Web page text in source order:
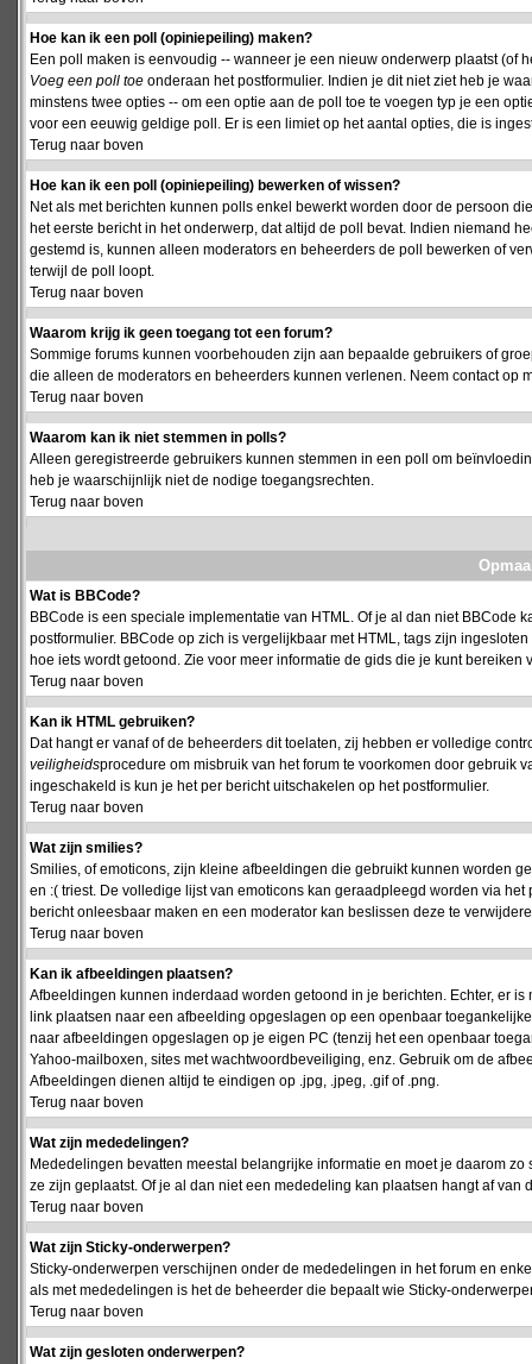
Hoe kan ik een poll (opiniepeiling) maken?
Een poll maken is eenvoudig -- wanneer je een nieuw onderwerp plaatst (of
Voeg een poll toe onderaan het postformulier. Indien je dit niet ziet heb je
minstens twee opties -- om een optie aan de poll toe te voegen typ je een
voor een eeuwig geldige poll. Er is een limiet op het aantal opties, die is
Terug naar boven
Hoe kan ik een poll (opiniepeiling) bewerken of wissen?
Net als met berichten kunnen polls enkel bewerkt worden door de persoon
het eerste bericht in het onderwerp, dat altijd de poll bevat. Indien niemand
gestemd is, kunnen alleen moderators en beheerders de poll bewerken of
terwijl de poll loopt.
Terug naar boven
Waarom krijg ik geen toegang tot een forum?
Sommige forums kunnen voorbehouden zijn aan bepaalde gebruikers of
die alleen de moderators en beheerders kunnen verlenen. Neem contact op
Terug naar boven
Waarom kan ik niet stemmen in polls?
Alleen geregistreerde gebruikers kunnen stemmen in een poll om
heb je waarschijnlijk niet de nodige toegangsrechten.
Terug naar boven
Wat is BBCode?
BBCode is een speciale implementatie van HTML. Of je al dan niet
postformulier. BBCode op zich is vergelijkbaar met HTML, tags zijn
hoe iets wordt getoond. Zie voor meer informatie de gids die je kunt bereiken
Terug naar boven
Kan ik HTML gebruiken?
Dat hangt er vanaf of de beheerders dit toelaten, zij hebben er volledige
veiligheidsprocedure om misbruik van het forum te voorkomen door gebruik
ingeschakeld is kun je het per bericht uitschakelen op het postformulier.
Terug naar boven
Wat zijn smilies?
Smilies, of emoticons, zijn kleine afbeeldingen die gebruikt kunnen worden
en :( triest. De volledige lijst van emoticons kan geraadpleegd worden via
bericht onleesbaar maken en een moderator kan beslissen deze te
Terug naar boven
Kan ik afbeeldingen plaatsen?
Afbeeldingen kunnen inderdaad worden getoond in je berichten. Echter, er
link plaatsen naar een afbeelding opgeslagen op een openbaar
naar afbeeldingen opgeslagen op je eigen PC (tenzij het een openbaar
Yahoo-mailboxen, sites met wachtwoordbeveiliging, enz. Gebruik om de
Afbeeldingen dienen altijd te eindigen op .jpg, .jpeg, .gif of .png.
Terug naar boven
Wat zijn mededelingen?
Mededelingen bevatten meestal belangrijke informatie en moet je daarom
ze zijn geplaatst. Of je al dan niet een mededeling kan plaatsen hangt af
Terug naar boven
Wat zijn Sticky-onderwerpen?
Sticky-onderwerpen verschijnen onder de mededelingen in het forum en
als met mededelingen is het de beheerder die bepaalt wie Sticky-
Terug naar boven
Wat zijn gesloten onderwerpen?